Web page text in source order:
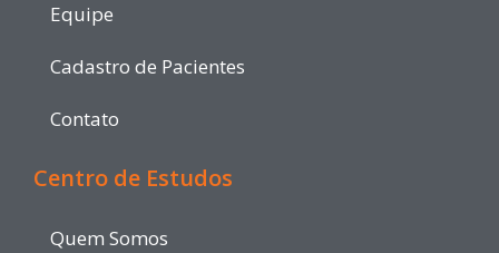
Equipe
Cadastro de Pacientes
Contato
Centro de Estudos
Quem Somos